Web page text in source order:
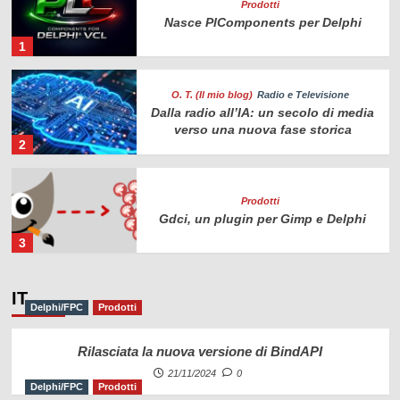
1
Prodotti
Nasce PlComponents per Delphi
2
O. T. (Il mio blog) Radio e Televisione
Dalla radio all’IA: un secolo di media
verso una nuova fase storica
3
Prodotti
Gdci, un plugin per Gimp e Delphi
BindAPI
O. T. (Il mio blog)
IT Delphi/FPC Prodotti
Rilasciata la nuova versione di BindAPI
21/11/2024
0
Delphi/FPC
Prodotti